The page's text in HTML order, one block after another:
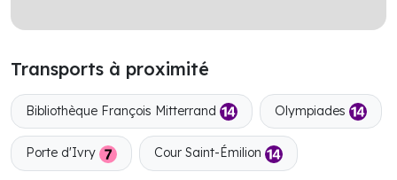
Transports à proximité
Bibliothèque François Mitterrand Olympiades
Porte d'Ivry Cour Saint-Émilion